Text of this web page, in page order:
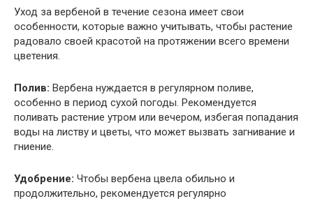
Уход за вербеной в течение сезона имеет свои
особенности, которые важно учитывать, чтобы растение
радовало своей красотой на протяжении всего времени
цветения.
Полив: Вербена нуждается в регулярном поливе,
особенно в период сухой погоды. Рекомендуется
поливать растение утром или вечером, избегая попадания
воды на листву и цветы, что может вызвать загнивание и
гниение.
Удобрение: Чтобы вербена цвела обильно и
продолжительно, рекомендуется регулярно